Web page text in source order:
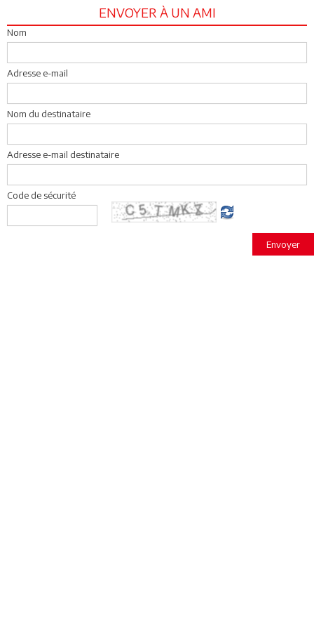
ENVOYER À UN AMI
Nom
Adresse e-mail
Nom du destinataire
Adresse e-mail destinataire
Code de sécurité
Envoyer